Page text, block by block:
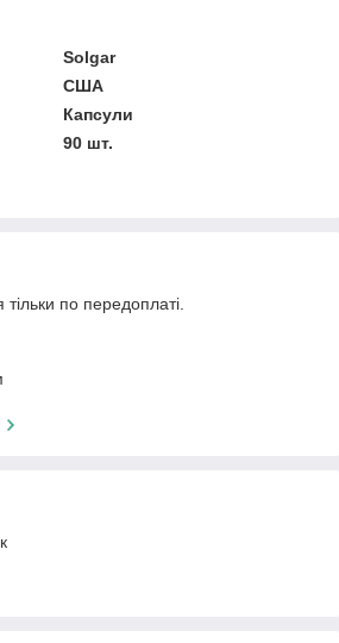
Solgar
США
Капсули
90 шт.
по передоплаті.